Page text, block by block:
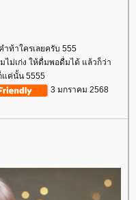
ท้าใครเลยครับ 555
ไม่เก่ง ให้ดื่มพอดื่มได้ แล้วก็ว่า
แค่นั้น 5555
3 มกราคม 2568